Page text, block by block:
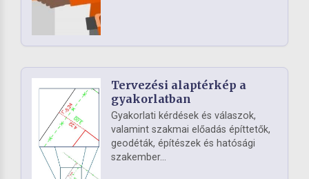
Tervezési alaptérkép a
gyakorlatban
Gyakorlati kérdések és válaszok,
valamint szakmai előadás építtetők,
geodéták, építészek és hatósági
szakember...